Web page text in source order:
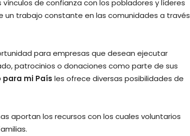
de confianza con los pobladores y líderes
trabajo constante en las comunidades a través
para empresas que desean ejecutar
patrocinios o donaciones como parte de sus
para mi País les ofrece diversas posibilidades de
aportan los recursos con los cuales voluntarios